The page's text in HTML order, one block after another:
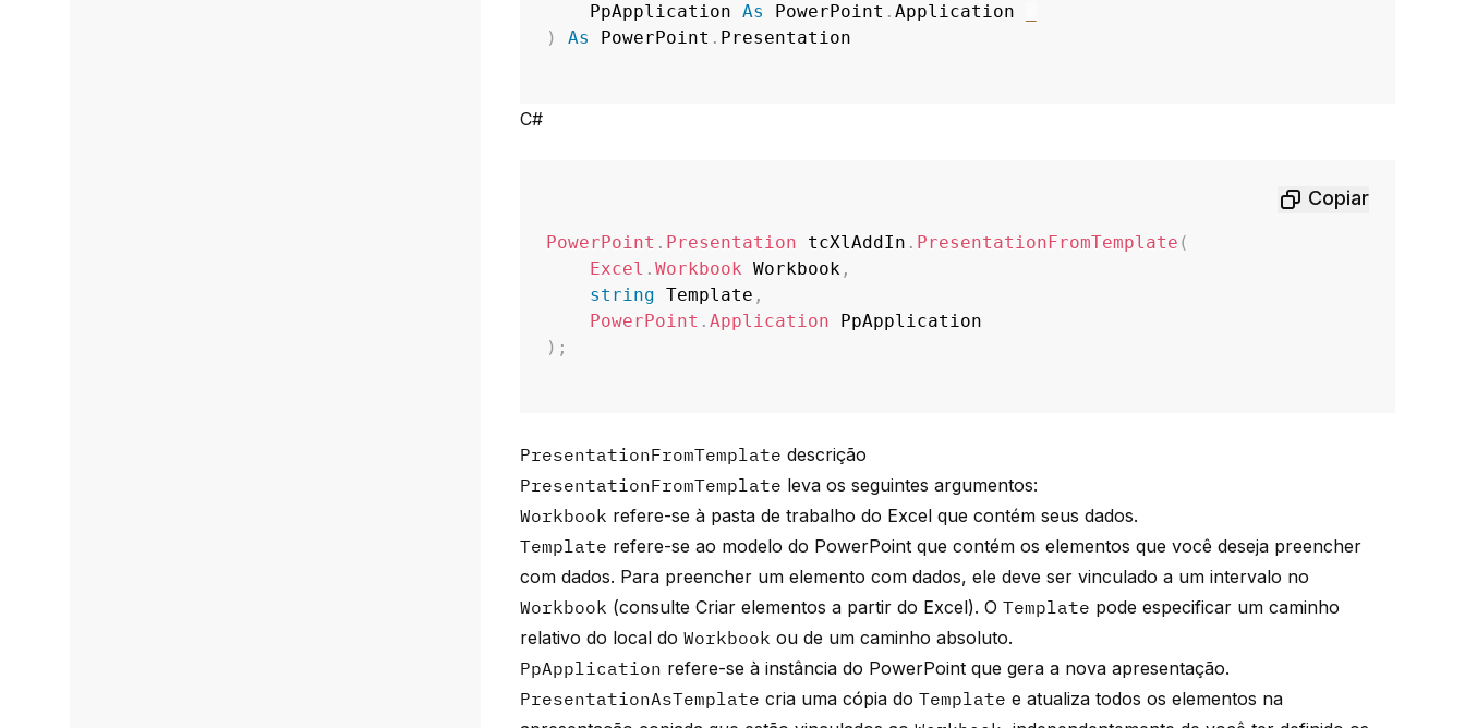
	PpApplication
As PowerPoint .Application
)
As PowerPoint . Presentation
C#
Copiar
PowerPoint . Presentation tcXlAddIn . PresentationFromTemplate (
Excel .Workbook Workbook ,
string Template ,
PowerPoint .Application
) ;
PresentationFromTemplate descrição
PresentationFromTemplate leva os seguintes argumentos:
Workbook refere-se à pasta de trabalho do Excel que contém seus dados.
Template refere-se ao modelo do PowerPoint que contém os elementos que você deseja preencher
com dados. Para preencher um elemento com dados, ele deve ser vinculado a um intervalo no
Workbook (consulteCriar elementos a partir do Excel). OTemplate pode especificar um caminho
relativo do local doWorkbook ou de um caminho absoluto.
PpApplication refere-se à instância do PowerPoint que gera a nova apresentação.
PresentationAsTemplate cria uma cópia doTemplate e atualiza todos os elementos na